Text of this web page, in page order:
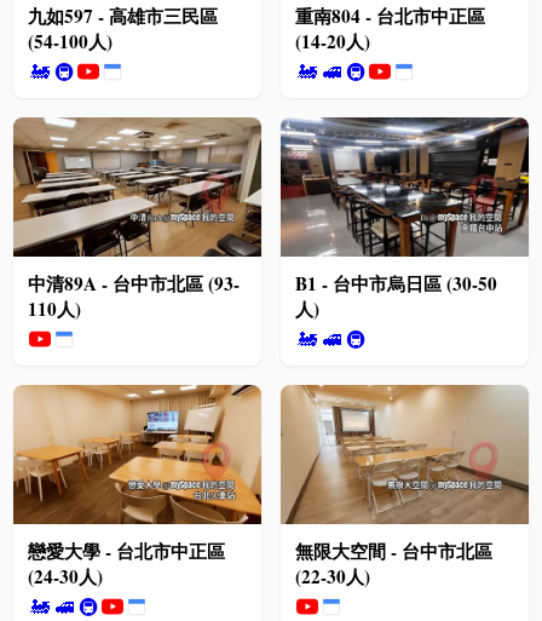
九如597 - 高雄市三民區
(54-100人)
🚂 🚇
重南804 - 台北市中正區
(14-20人)
🚂 🚅🚇
中清89A - 台中市北區 (93-
110人)
B1 - 台中市烏日區 (30-50
人)
🚂 🚅🚇
戀愛大學 - 台北市中正區
(24-30人)
🚂 🚅 🚇
無限大空間 - 台中市北區
(22-30人)